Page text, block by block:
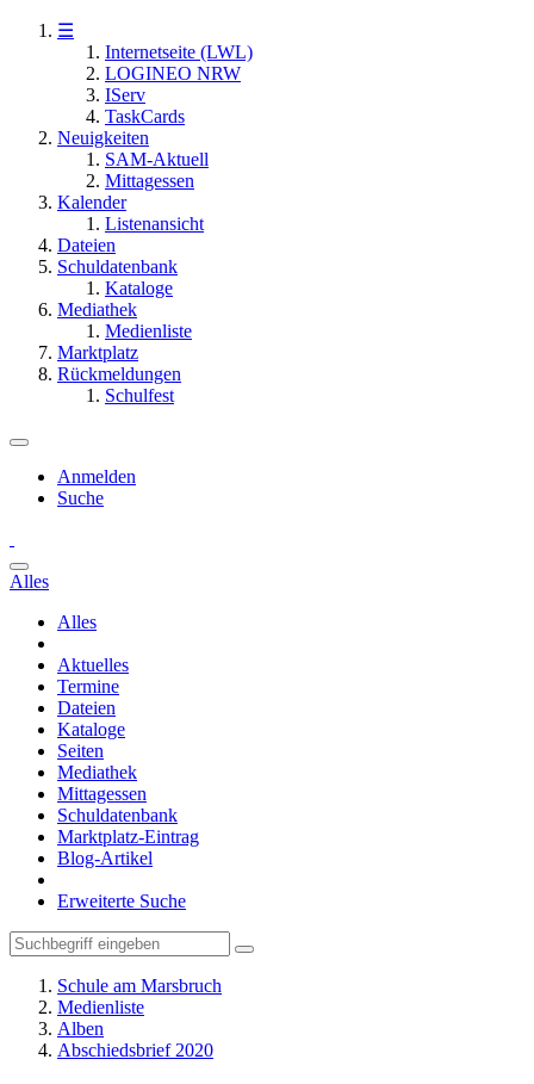
☰
Internetseite (LWL)
LOGINEO NRW
IServ
TaskCards
Neuigkeiten
SAM-Aktuell
Mittagessen
Kalender
Listenansicht
Dateien
Schuldatenbank
Kataloge
Mediathek
Medienliste
Marktplatz
Rückmeldungen
Schulfest
Anmelden
Suche
Alles
Alles
Aktuelles
Termine
Dateien
Kataloge
Seiten
Mediathek
Mittagessen
Schuldatenbank
Marktplatz-Eintrag
Blog-Artikel
Erweiterte Suche
Schule am Marsbruch
Medienliste
Alben
Abschiedsbrief 2020